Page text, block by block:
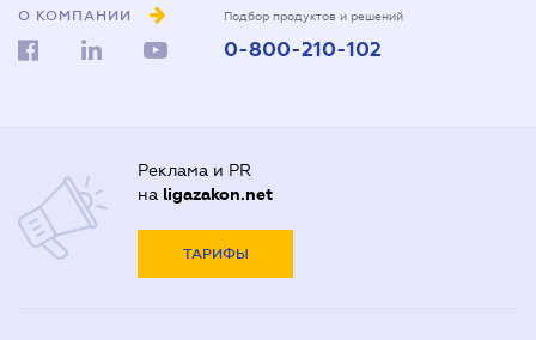
О КОМПАНИИ Подбор продуктов и решений
0-800-210-102
Реклама и PR
на ligazakon.net
ТАРИФЫ